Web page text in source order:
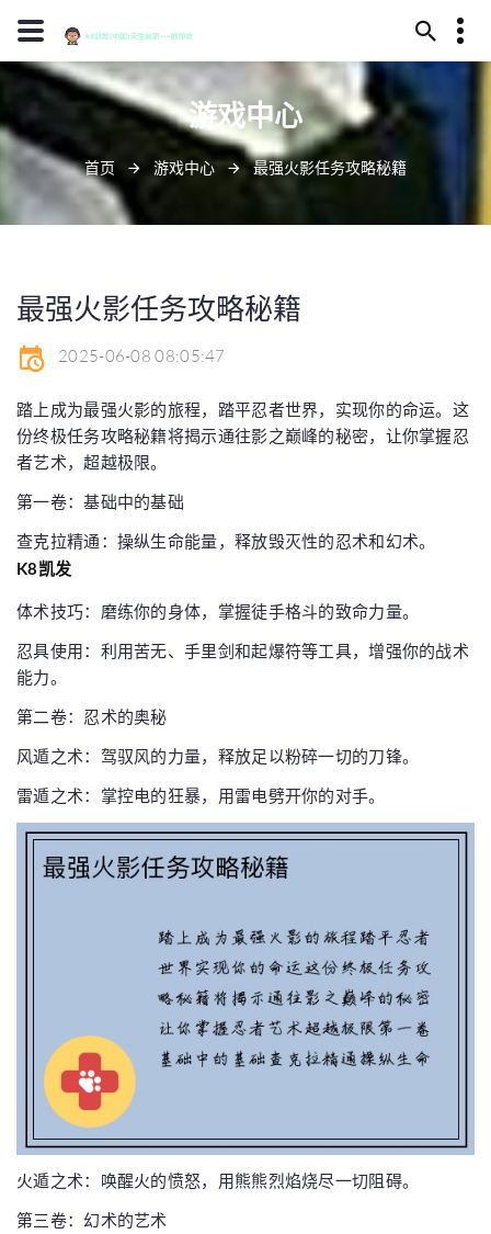
13594780092
永安市干夸谷218号
d88@j90001.com
游戏中心
首页 游戏中心 最强火影任务攻略秘籍
最强火影任务攻略秘籍
2025-06-08 08:05:47
踏上成为最强火影的旅程，踏平忍者世界，实现你的命运。这
份终极任务攻略秘籍将揭示通往影之巅峰的秘密，让你掌握忍
者艺术，超越极限。
第一卷：基础中的基础
查克拉精通：操纵生命能量，释放毁灭性的忍术和幻术。
K8凯发
体术技巧：磨练你的身体，掌握徒手格斗的致命力量。
忍具使用：利用苦无、手里剑和起爆符等工具，增强你的战术
能力。
第二卷：忍术的奥秘
风遁之术：驾驭风的力量，释放足以粉碎一切的刀锋。
雷遁之术：掌控电的狂暴，用雷电劈开你的对手。
火遁之术：唤醒火的愤怒，用熊熊烈焰烧尽一切阻碍。
第三卷：幻术的艺术